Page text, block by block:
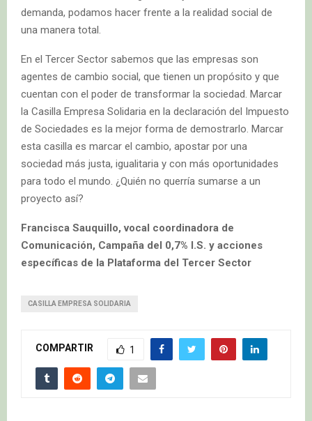
demanda, podamos hacer frente a la realidad social de
una manera total.
En el Tercer Sector sabemos que las empresas son
agentes de cambio social, que tienen un propósito y que
cuentan con el poder de transformar la sociedad. Marcar
la Casilla Empresa Solidaria en la declaración del Impuesto
de Sociedades es la mejor forma de demostrarlo. Marcar
esta casilla es marcar el cambio, apostar por una
sociedad más justa, igualitaria y con más oportunidades
para todo el mundo. ¿Quién no querría sumarse a un
proyecto así?
Francisca Sauquillo, vocal coordinadora de
Comunicación, Campaña del 0,7% I.S. y acciones
específicas de la Plataforma del Tercer Sector
CASILLA EMPRESA SOLIDARIA
COMPARTIR 1